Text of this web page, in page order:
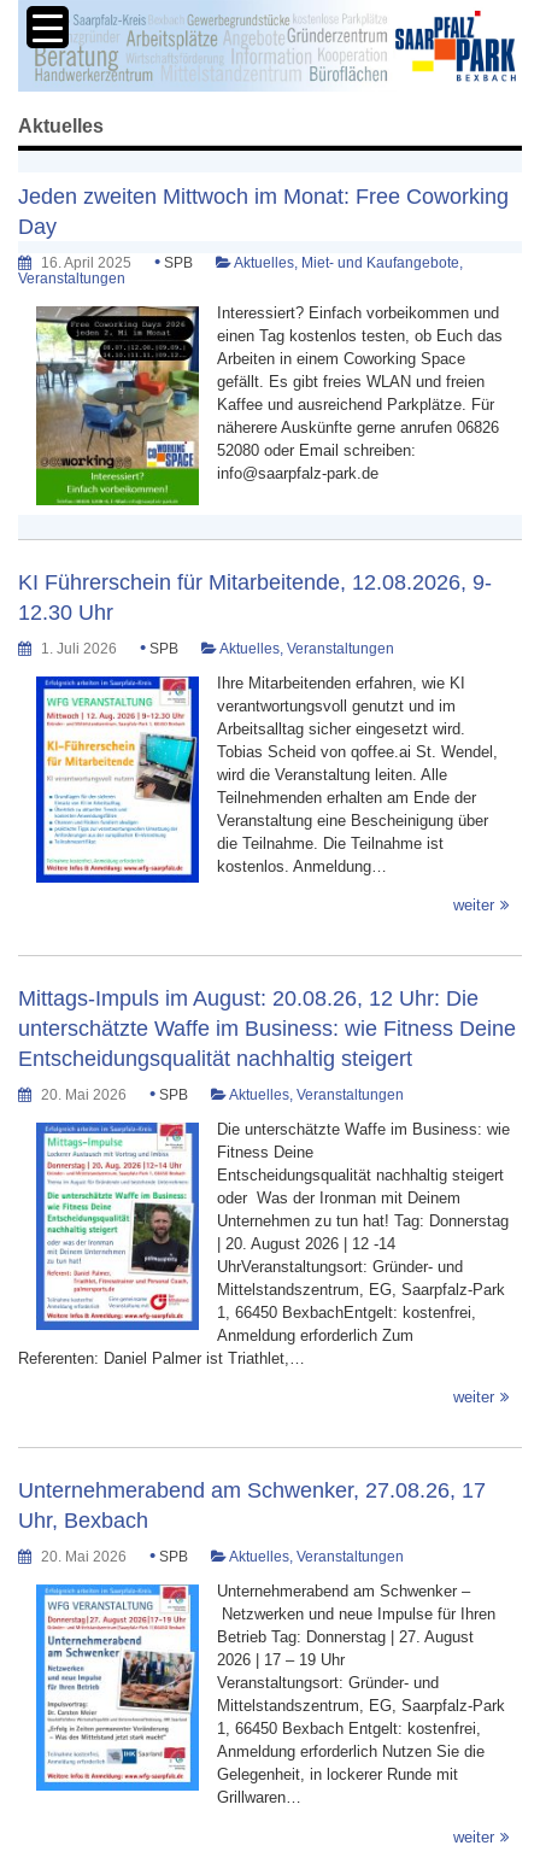
Aktuelles
Jeden zweiten Mittwoch im Monat: Free Coworking
Day
16. April 2025 • SPB Aktuelles Miet- und Kaufangebote
Veranstaltungen
Interessiert? Einfach vorbeikommen und
einen Tag kostenlos testen, ob Euch das
Arbeiten in einem Coworking Space
gefällt. Es gibt freies WLAN und freien
Kaffee und ausreichend Parkplätze. Für
näherere Auskünfte gerne anrufen 06826
52080 oder Email schreiben:
info@saarpfalz-park.de
KI Führerschein für Mitarbeitende, 12.08.2026, 9-
12.30 Uhr
1. Juli 2026 • SPB Aktuelles, Veranstaltungen
Ihre Mitarbeitenden erfahren, wie KI
verantwortungsvoll genutzt und im
Arbeitsalltag sicher eingesetzt wird.
Tobias Scheid von qoffee.ai St. Wendel,
wird die Veranstaltung leiten. Alle
Teilnehmenden erhalten am Ende der
Veranstaltung eine Bescheinigung über
die Teilnahme. Die Teilnahme ist
kostenlos. Anmeldung…
weiter
Mittags-Impuls im August: 20.08.26, 12 Uhr: Die
unterschätzte Waffe im Business: wie Fitness Deine
Entscheidungsqualität nachhaltig steigert
20. Mai 2026 • SPB Aktuelles, Veranstaltungen
Die unterschätzte Waffe im Business: wie
Fitness Deine
Entscheidungsqualität nachhaltig steigert
oder Was der Ironman mit Deinem
Unternehmen zu tun hat! Tag: Donnerstag
| 20. August 2026 | 12 -14
UhrVeranstaltungsort: Gründer- und
Mittelstandszentrum, EG, Saarpfalz-Park
1, 66450 BexbachEntgelt: kostenfrei,
Anmeldung erforderlich Zum
Referenten: Daniel Palmer ist Triathlet,…
weiter
Unternehmerabend am Schwenker, 27.08.26, 17
Uhr, Bexbach
20. Mai 2026 • SPB Aktuelles, Veranstaltungen
Unternehmerabend am Schwenker –
Netzwerken und neue Impulse für Ihren
Betrieb Tag: Donnerstag | 27. August
2026 | 17 – 19 Uhr
Veranstaltungsort: Gründer- und
Mittelstandszentrum, EG, Saarpfalz-Park
1, 66450 Bexbach Entgelt: kostenfrei,
Anmeldung erforderlich Nutzen Sie die
Gelegenheit, in lockerer Runde mit
Grillwaren…
weiter